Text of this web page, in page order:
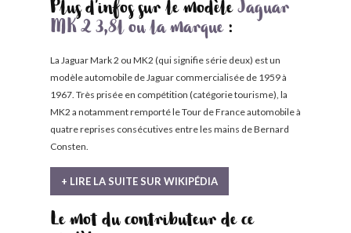
Plus d'infos sur le modèle Jaguar
MK 2 3,8l ou la marque:
La Jaguar Mark 2 ou MK2 (qui signifie série deux) est un
modèle automobile de Jaguar commercialisée de 1959 à
1967. Très prisée en compétition (catégorie tourisme), la
MK2 a notamment remporté le Tour de France automobile à
quatre reprises consécutives entre les mains de Bernard
Consten.
+ LIRE LA SUITE SUR WIKIPÉDIA
Le mot du contributeur de ce